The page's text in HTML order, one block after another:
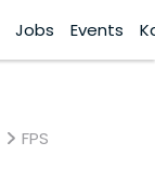
Jobs Events
FPS